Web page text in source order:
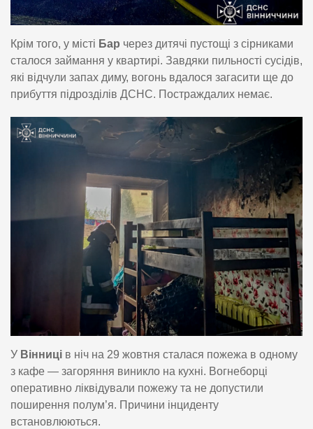
Крім того, у місті Бар через дитячі пустощі з сірниками
сталося займання у квартирі. Завдяки пильності сусідів,
які відчули запах диму, вогонь вдалося загасити ще до
прибуття підрозділів ДСНС. Постраждалих немає.
У Вінниці в ніч на 29 жовтня сталася пожежа в одному
з кафе — загоряння виникло на кухні. Вогнеборці
оперативно ліквідували пожежу та не допустили
поширення полум’я. Причини інциденту
встановлюються.